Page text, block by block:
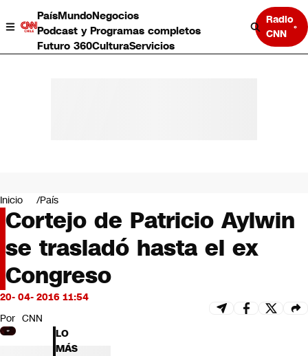
PaísMundoNegocios
Podcast y Programas completos
Futuro 360CulturaServicios
Radio
CNN
Negocios
Deportes
Programas completos
Cultura
Servicios
Bits
CNN Data
CNN tiempo
Futuro 360
Opinión
Inicio País
Cortejo de Patricio Aylwin
se trasladó hasta el ex
Congreso
20- 04- 2016 11:54
Por CNN
LO
MÁS